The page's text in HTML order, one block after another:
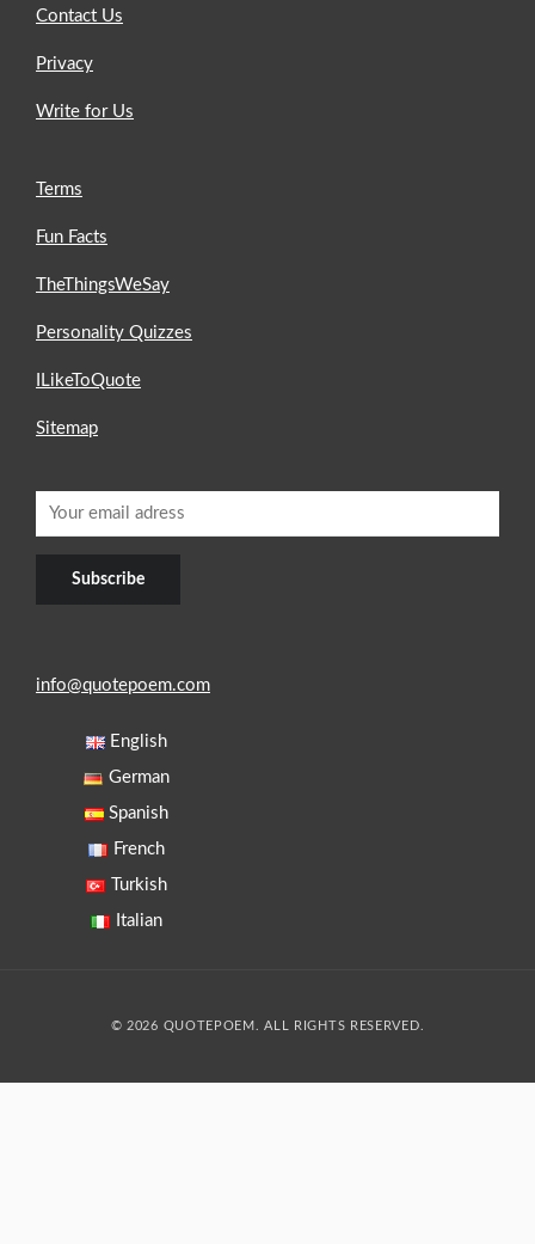
Contact Us
Privacy
Write for Us
Terms
Fun Facts
TheThingsWeSay
Personality Quizzes
ILikeToQuote
Sitemap
info@quotepoem.com
English
German
Spanish
French
Turkish
Italian
© 2026 QUOTEPOEM. ALL RIGHTS RESERVED.